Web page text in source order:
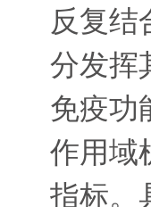
反复结
分发挥
免疫功
作用域
指标。